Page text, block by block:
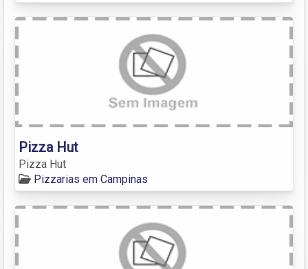
Pizza Hut
Pizza Hut
Pizzarias em Campinas